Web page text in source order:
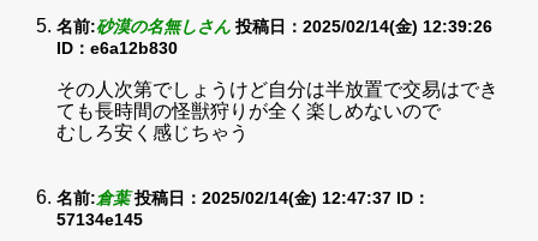
名前:砂漠の名無しさん 投稿日：2025/02/14(金) 12:39:26
ID：e6a12b830
その人次第でしょうけど自分は半放置で交易はでき
ても長時間の怪獣狩りが全く楽しめないので
むしろ安く感じちゃう
名前:倉葉 投稿日：2025/02/14(金) 12:47:37 ID：
57134e145